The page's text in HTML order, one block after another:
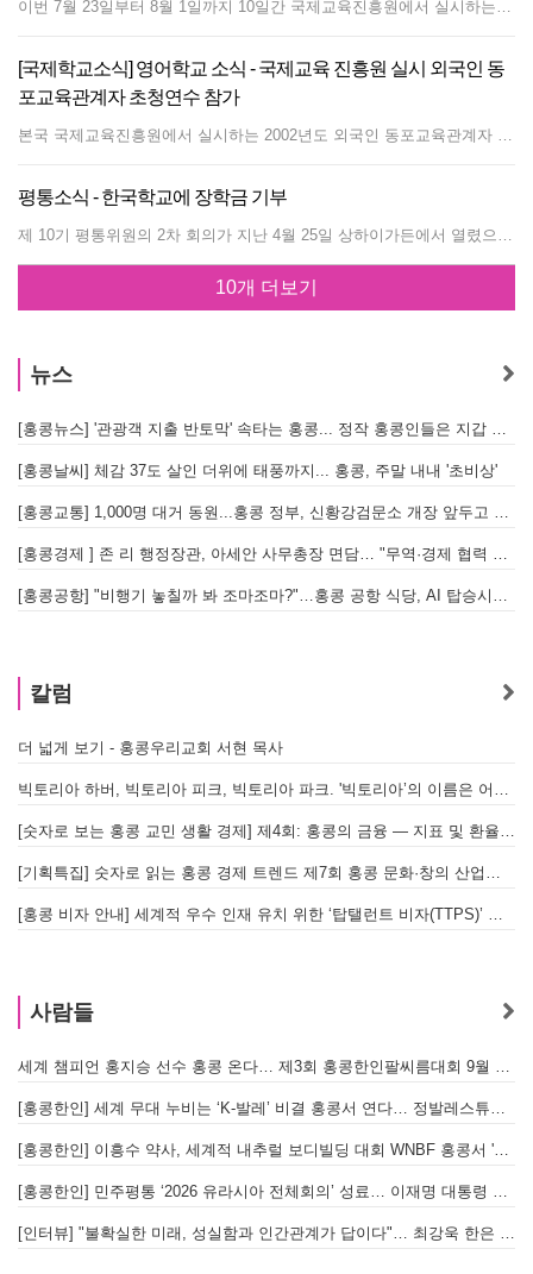
이번 7월 23일부터 8월 1일까지 10일간 국제교육진흥원에서 실시하는 2002년도 재외한국학교 교원 연수에 우리학교에서는 중등부 김은희 선생님이 참가한다. 세계의 23개 재외 한국학교의 교원들이 한국 교육과정을 지도하는데 있어서 도움이 되도록, 재외 동포 교육 담당자로서 사명감과 긍지 고취, 동포 교육 소양 함양, 교과지도 능력 제고, 한민족 정체성의 확립 등의 목적으로 실시되는 것이다. 각종 강의와 현장 견학 등으로 일정이 매우 촉박한데, 김은희 선생님은 연구발표자로 선정되어 '홍콩한국국제학교 한국어학교 중등 수학교육과정의 운영과 평가'라는 주제로 연구발표를 하도록 되어있다.
[국제학교소식] 영어학교 소식 - 국제교육 진흥원 실시 외국인 동
포교육관계자 초청연수 참가
본국 국제교육진흥원에서 실시하는 2002년도 외국인 동포교육관계자 초청 연수에 우리학교에서는 처음으로 중등부의 Mr. Marc F. Wathen 선생님이, 영어학교에서는 Mr. May 교장선생님이 참가하였다. 국제교육진흥원에서는 해외에 우리 동포학생이 다수 재학하고 있는 학교의 외국인 교육자를 초청하여 우리나라 역사 및 문화를 직접 체험하게 함으로써 한국에 대한 이해 증진 및 동포 학생들의 교육에 도움이 되도록 함과 동시에 교육의 국제적 교류 기반을 확대하기 위하여 매년 실시하는 사업이다. 이번 연수 일정은 7월 7일부터 7월 16일까지 10일 동안 '기초 한국어 강의'를 비롯하여 포항공대와 초 중 고등학교 방문, 서울 시내, 경주 일원과 DMZ 등 문화유적지 탐방, 현대 중공업, 포항제철 등 산업체 방문, 한국 가정을 체험할 수 있는 민박 등으로 구성되어, 짧은 기간이지만 연수 목적을 달성 할 수 있도록 알차게 짜여있다. 이 연수는, 지금까지 연수 대상자를 주로 미국에서 선발했으나 이번에 우리 학교에서도 참가하게 되어, 앞으로 두 분의 한국 학생 지도에 크게 도움이 될 것과 우리 한국학교 교육 발전에 기여하기를 기대하는 바가 크다. English Section Calendar - 2002~2003 August Aug 22 First day for New Staff Aug 26 First day for Staff Aug 28 First day - Morning only September Sept 18 Meet the Teacher night Sept 23 Mid- Autumn Festival Sept 30 Dress Casual Day October Oct 1 Public Holiday(National Day) Oct 14 Chung Yeung Festival Oct 28 Mid term break November Nov 4-8 Nov 4-8 - Leap Week Nov 13 Mid term reports sent home Nov 15 Parent / Teacher conference (no pupils) Nov 29 Jump Off day December Dec 5 School photographs Dec 18 Christmas Concert Dec 20 Morning only Dec 25 Christmas holidays
평통소식 - 한국학교에 장학금 기부
제 10기 평통위원의 2차 회의가 지난 4월 25일 상하이가든에서 열렸으며, 이 자리에 강근택 대사의 환영 오찬회도 함께 갖았다. 이번 회의에서는 ▲북한 평양,개성, 묘향산 5일 방문 ▲ 서라벌국악예술단의 6월 11일 홍콩공연 ▲ 동남아 협의회 모임 ▲ 평화통일을 주제로한 홍콩한국국제학교와 토요학원 글짓기 대회 주최 등이 논의되었다. 한편, 평통자문회의 홍콩지부(회장 이순정)는 같은 날 한국국제학교를 방문하여 장학기금으로 HK$100,000을 기부하였다. 이에 최길시 교장은 학교 발전 및 2세 교육을 위하여 더욱 노력하겠다며 감사의 뜻을 전했다.
10개 더보기
뉴스
[홍콩뉴스] '관광객 지출 반토막' 속타는 홍콩... 정작 홍콩인들은 지갑 들고 해외로?
[홍콩날씨] 체감 37도 살인 더위에 태풍까지... 홍콩, 주말 내내 '초비상'
[홍콩교통] 1,000명 대거 동원...홍콩 정부, 신황강검문소 개장 앞두고 실전 훈련 돌입
[홍콩경제 ] 존 리 행정장관, 아세안 사무총장 면담… "무역·경제 협력 한층 강화한다"
[홍콩공항] "비행기 놓칠까 봐 조마조마?"…홍콩 공항 식당, AI 탑승시간 계산해 메뉴 추천해 준다
칼럼
더 넓게 보기 - 홍콩우리교회 서현 목사
빅토리아 하버, 빅토리아 피크, 빅토리아 파크. '빅토리아’의 이름은 어떻게 온 걸까? - [이승권 원장의 생활칼럼]
[숫자로 보는 홍콩 교민 생활 경제] 제4회: 홍콩의 금융 — 지표 및 환율, MPF 운영 현황
[기획특집] 숫자로 읽는 홍콩 경제 트렌드 제7회 홍콩 문화·창의 산업의 구조와 분야별 동향
[홍콩 비자 안내] 세계적 우수 인재 유치 위한 ‘탑탤런트 비자(TTPS)’ 주요 요건
사람들
세계 챔피언 홍지승 선수 홍콩 온다… 제3회 홍콩한인팔씨름대회 9월 12일 개최
[홍콩한인] 세계 무대 누비는 ‘K-발레’ 비결 홍콩서 연다… 정발레스튜디오 개원
[홍콩한인] 이흥수 약사, 세계적 내추럴 보디빌딩 대회 WNBF 홍콩서 '마스터 부문 1위' 기염
[홍콩한인] 민주평통 ‘2026 유라시아 전체회의’ 성료… 이재명 대통령 참석으로 의미 더해
[인터뷰] "불확실한 미래, 성실함과 인간관계가 답이다"… 최강욱 한은 부소장이 청소년들에게 전하는 응원